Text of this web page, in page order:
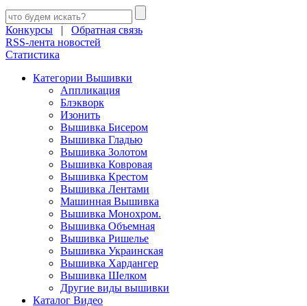
Конкурсы | Обратная связь
RSS-лента новостей
Статистика
Категории Вышивки
Аппликация
Блэкворк
Изонить
Вышивка Бисером
Вышивка Гладью
Вышивка Золотом
Вышивка Ковровая
Вышивка Крестом
Вышивка Лентами
Машинная Вышивка
Вышивка Монохром.
Вышивка Объемная
Вышивка Ришелье
Вышивка Украинская
Вышивка Хардангер
Вышивка Шелком
Другие виды вышивки
Каталог Видео